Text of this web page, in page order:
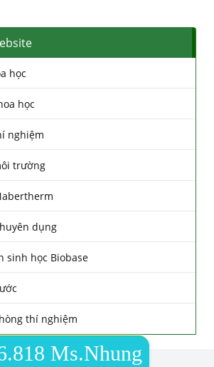
học
học
nghiệm
trường
dụng
sinh học Biobase
thí nghiệm
Ms.Nhung